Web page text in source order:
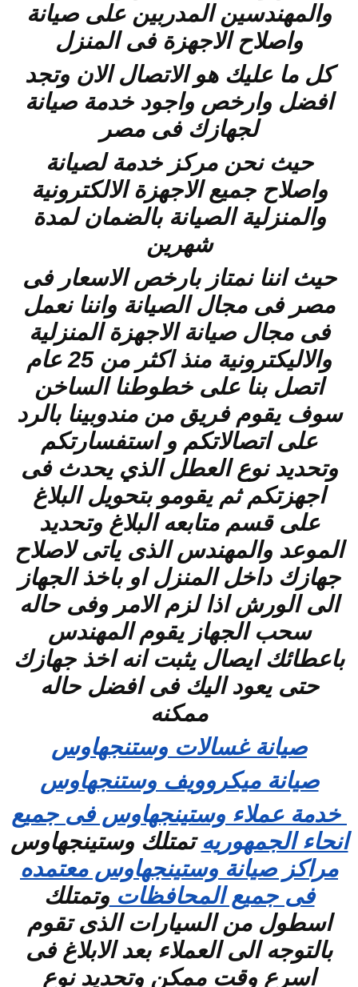
والمهندسين المدربين على صيانة
واصلاح الاجهزة فى المنزل
كل ما عليك هو الاتصال الان وتجد
افضل وارخص واجود خدمة صيانة
لجهازك فى مصر
حيث نحن مركز خدمة لصيانة
واصلاح جميع الاجهزة الالكترونية
والمنزلية الصيانة بالضمان لمدة
شهرين
حيث اننا نمتاز بارخص الاسعار فى
مصر فى مجال الصيانة واننا نعمل
فى مجال صيانة الاجهزة المنزلية
والاليكترونية منذ اكثر من 25 عام
اتصل بنا على خطوطنا الساخن
سوف يقوم فريق من مندوبينا بالرد
على اتصالاتكم و استفسارتكم
وتحديد نوع العطل الذي يحدث فى
اجهزتكم ثم يقومو بتحويل البلاغ
على قسم متابعه البلاغ وتحديد
الموعد والمهندس الذى ياتى لاصلاح
جهازك داخل المنزل او باخذ الجهاز
الى الورش اذا لزم الامر وفى حاله
سحب الجهاز يقوم المهندس
باعطائك ايصال يثبت انه اخذ جهازك
حتى يعود اليك فى افضل حاله
ممكنه
صيانة غسالات وستنجهاوس
صيانة ميكروويف وستنجهاوس
خدمة عملاء وستينجهاوس فى جميع
انحاء الجمهوريه تمتلك وستينجهاوس
مراكز صيانة وستينجهاوس معتمده
فى جميع المحافظاتوتمتلك
اسطول من السيارات الذى تقوم
بالتوجه الى العملاء بعد الابلاغ فى
اسرع وقت ممكن وتحديد نوع